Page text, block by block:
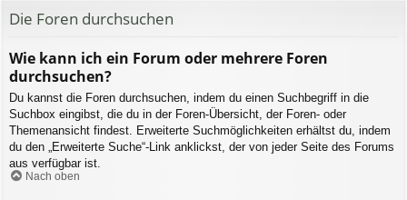
Die Foren durchsuchen
Wie kann ich ein Forum oder mehrere Foren
durchsuchen?
Du kannst die Foren durchsuchen, indem du einen Suchbegriff in die
Suchbox eingibst, die du in der Foren-Übersicht, der Foren- oder
Themenansicht findest. Erweiterte Suchmöglichkeiten erhältst du, indem
du den „Erweiterte Suche“-Link anklickst, der von jeder Seite des Forums
aus verfügbar ist.
Nach oben